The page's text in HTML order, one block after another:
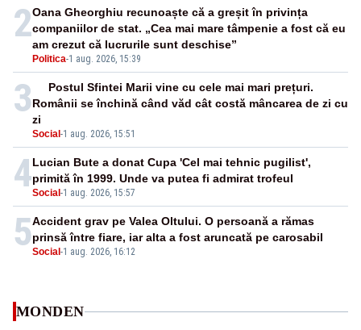
2
Politica-1 aug. 2026, 15:39
Oana Gheorghiu recunoaște că a greșit în privința
companiilor de stat. „Cea mai mare tâmpenie a fost că eu
am crezut că lucrurile sunt deschise”
3
Social -1 aug. 2026, 15:51
Postul Sfintei Marii vine cu cele mai mari prețuri.
Românii se închină când văd cât costă mâncarea de zi cu
zi
4Social -1 aug. 2026, 15:57
Lucian Bute a donat Cupa 'Cel mai tehnic pugilist',
primită în 1999. Unde va putea fi admirat trofeul
5Social -1 aug. 2026, 16:12
Accident grav pe Valea Oltului. O persoană a rămas
prinsă între fiare, iar alta a fost aruncată pe carosabil
MONDEN